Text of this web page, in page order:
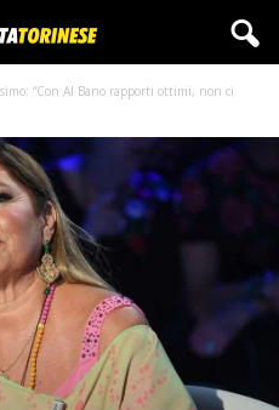
“Con Al Bano rapporti ottimi, non ci